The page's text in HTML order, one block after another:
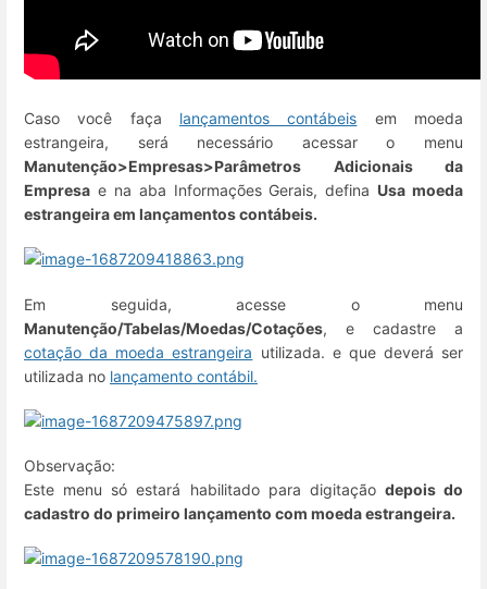
Caso você faça lançamentos contábeis em moeda
estrangeira, será necessário acessar o menu
Manutenção>Empresas>Parâmetros Adicionais da
Empresa e na aba Informações Gerais, defina Usa moeda
estrangeira em lançamentos contábeis.
Em seguida, acesse o menu
Manutenção/Tabelas/Moedas/Cotações, e cadastre a
cotação da moeda estrangeira utilizada. e que deverá ser
utilizada no lançamento contábil.
Observação:
Este menu só estará habilitado para digitação depois do
cadastro do primeiro lançamento com moeda estrangeira.